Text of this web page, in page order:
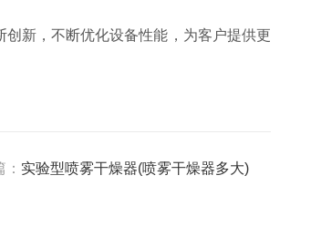
新，不断优化设备性能，为客户提供更
实验型喷雾干燥器(喷雾干燥器多大)